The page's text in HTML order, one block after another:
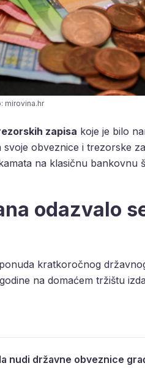
mirovina.hr
zapisa koje je bilo
obveznice i trezorske
na klasičnu bankovnu
odazvalo
kratkoročnog
na domaćem tržištu
nudi državne obveznice